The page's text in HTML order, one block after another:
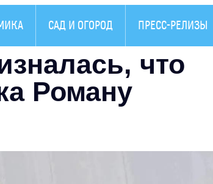
САД И ОГОРОД ПРЕСС-РЕЛИЗЫ
что
Роману